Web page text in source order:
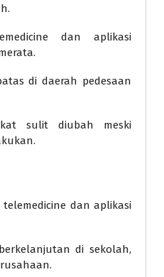
dan aplikasi
di daerah pedesaan
sulit diubah meski
telemedicine dan aplikasi
di sekolah,